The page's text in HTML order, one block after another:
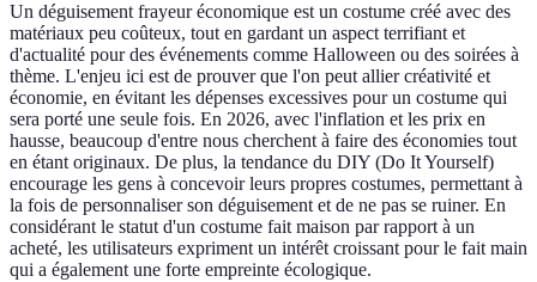
Un déguisement frayeur économique est un costume créé avec des
matériaux peu coûteux, tout en gardant un aspect terrifiant et
d'actualité pour des événements comme Halloween ou des soirées à
thème. L'enjeu ici est de prouver que l'on peut allier créativité et
économie, en évitant les dépenses excessives pour un costume qui
sera porté une seule fois. En 2026, avec l'inflation et les prix en
hausse, beaucoup d'entre nous cherchent à faire des économies tout
en étant originaux. De plus, la tendance du DIY (Do It Yourself)
encourage les gens à concevoir leurs propres costumes, permettant à
la fois de personnaliser son déguisement et de ne pas se ruiner. En
considérant le statut d'un costume fait maison par rapport à un
acheté, les utilisateurs expriment un intérêt croissant pour le fait main
qui a également une forte empreinte écologique.